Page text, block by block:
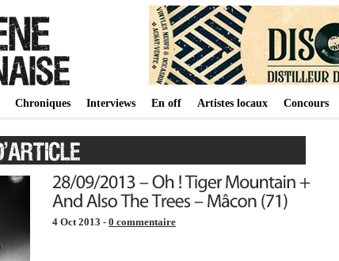
Chroniques Interviews En off Artistes locaux Concours
4 Oct 2013 - 0 commentaire